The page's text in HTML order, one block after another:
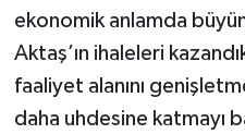
ekonomik anlamda
Aktaş’ın ihaleleri
faaliyet alanını
daha uhdesine katmayı